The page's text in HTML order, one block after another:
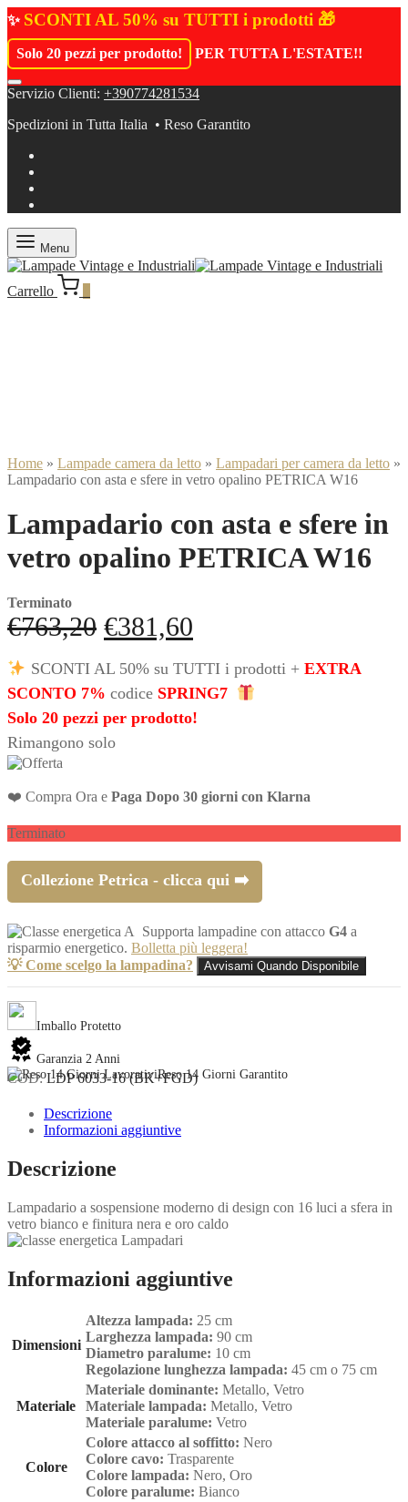
✨ SCONTI AL 50% su TUTTI i prodotti 🎁
Solo 20 pezzi per prodotto! PER TUTTA L'ESTATE!!
Servizio Clienti: +390774281534
Spedizioni in Tutta Italia • Reso Garantito
Menu
Carrello
Home » Lampade camera da letto » Lampadari per camera da letto »
Lampadario con asta e sfere in vetro opalino PETRICA W16
Lampadario con asta e sfere in
vetro opalino PETRICA W16
Terminato
€763,20 Il
prezzo
originale
era:
€763,20.
€381,60
prezzo
attuale
è:
SCONTI AL 50% su TUTTI i prodotti + EXTRA
SCONTO 7% codice SPRING7
Solo 20 pezzi per prodotto!
Rimangono solo
❤️ Compra Ora e Paga Dopo 30 giorni con Klarna
Terminato
Collezione Petrica - clicca qui ➡️
Supporta lampadine con attacco G4 a
risparmio energetico. Bolletta più leggera!
💡 Come scelgo la lampadina?
Avvisami Quando Disponibile
Imballo Protetto
Garanzia 2 Anni
Reso 14 Giorni Garantito
COD:LDP 6033-16 (BK+FGD)
Descrizione
Informazioni aggiuntive
Descrizione
Lampadario a sospensione moderno di design con 16 luci a sfera in
vetro bianco e finitura nera e oro caldo
Informazioni aggiuntive
Dimensioni
Altezza lampada: 25 cm
Larghezza lampada: 90 cm
Diametro paralume: 10 cm
Regolazione lunghezza lampada: 45 cm o 75 cm
Materiale
Materiale dominante: Metallo, Vetro
Materiale lampada: Metallo, Vetro
Materiale paralume: Vetro
Colore
Colore attacco al soffitto: Nero
Colore cavo: Trasparente
Colore lampada: Nero, Oro
Colore paralume: Bianco